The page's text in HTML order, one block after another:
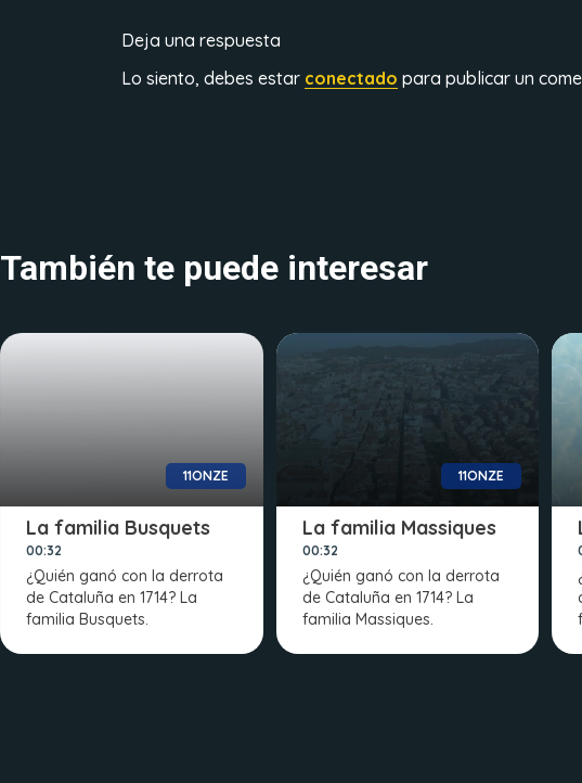
Deja una respuesta
Lo siento, debes estar conectado para publicar un
También te puede interesar
11ONZE
La familia Busquets
00:32
¿Quién ganó con la derrota
de Cataluña en 1714? La
familia Busquets.
11ONZE
La familia Massiques
00:32
¿Quién ganó con la derrota
de Cataluña en 1714? La
familia Massiques.